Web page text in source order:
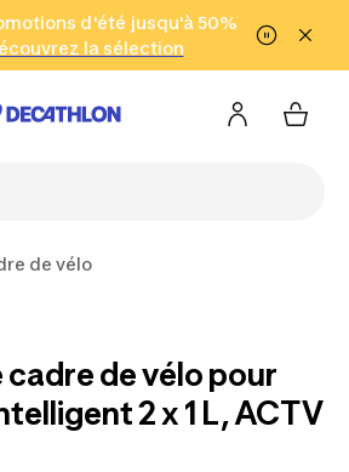
Aller au contenu Aller au pied de
d'été jusqu'à 50%
la sélection
Cliquez ici
2 h!
sélectionnées)
de vélo
de vélo pour
2 x 1 L, ACTV